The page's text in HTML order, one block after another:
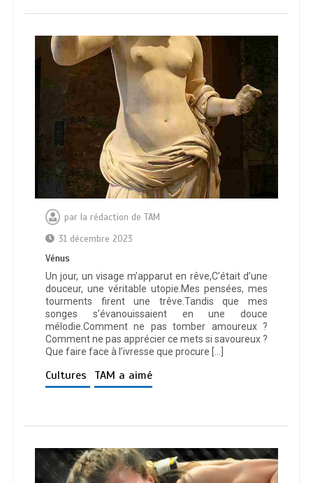
par la rédaction de TAM
31 décembre 2023
Vénus
Un jour, un visage m’apparut en rêve,C’était d’une
douceur, une véritable utopie.Mes pensées, mes
tourments firent une trêve.Tandis que mes
songes s’évanouissaient en une douce
mélodie.Comment ne pas tomber amoureux ?
Comment ne pas apprécier ce mets si savoureux ?
Que faire face à l’ivresse que procure […]
Cultures TAM a aimé